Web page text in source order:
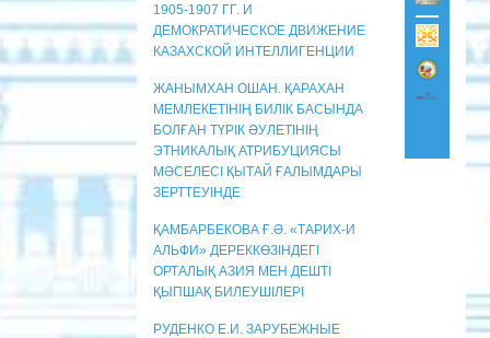
1905-1907 ГГ. И
ДЕМОКРАТИЧЕСКОЕ ДВИЖЕНИЕ
КАЗАХСКОЙ ИНТЕЛЛИГЕНЦИИ
ЖАНЫМХАН ОШАН. ҚАРАХАН
МЕМЛЕКЕТІНІҢ БИЛІК БАСЫНДА
БОЛҒАН ТҮРІК ӘУЛЕТІНІҢ
ЭТНИКАЛЫҚ АТРИБУЦИЯСЫ
МӘСЕЛЕСІ ҚЫТАЙ ҒАЛЫМДАРЫ
ЗЕРТТЕУІНДЕ
ҚАМБАРБЕКОВА Ғ.Ә. «ТАРИХ-И
АЛЬФИ» ДЕРЕККӨЗІНДЕГІ
ОРТАЛЫҚ АЗИЯ МЕН ДЕШТІ
ҚЫПШАҚ БИЛЕУШІЛЕРІ
РУДЕНКО Е.И. ЗАРУБЕЖНЫЕ